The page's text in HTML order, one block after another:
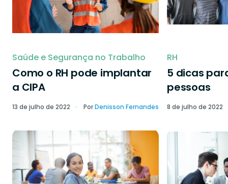
Saúde e Segurança no Trabalho
Como o RH pode implantar
a CIPA
13 de julho de 2022 PorDenisson Fernandes
RH
5 dicas
pessoas
8 de julho de 2022